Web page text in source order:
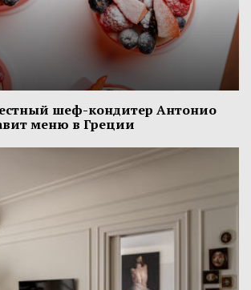
шеф-кондитер Антонио
меню в Греции